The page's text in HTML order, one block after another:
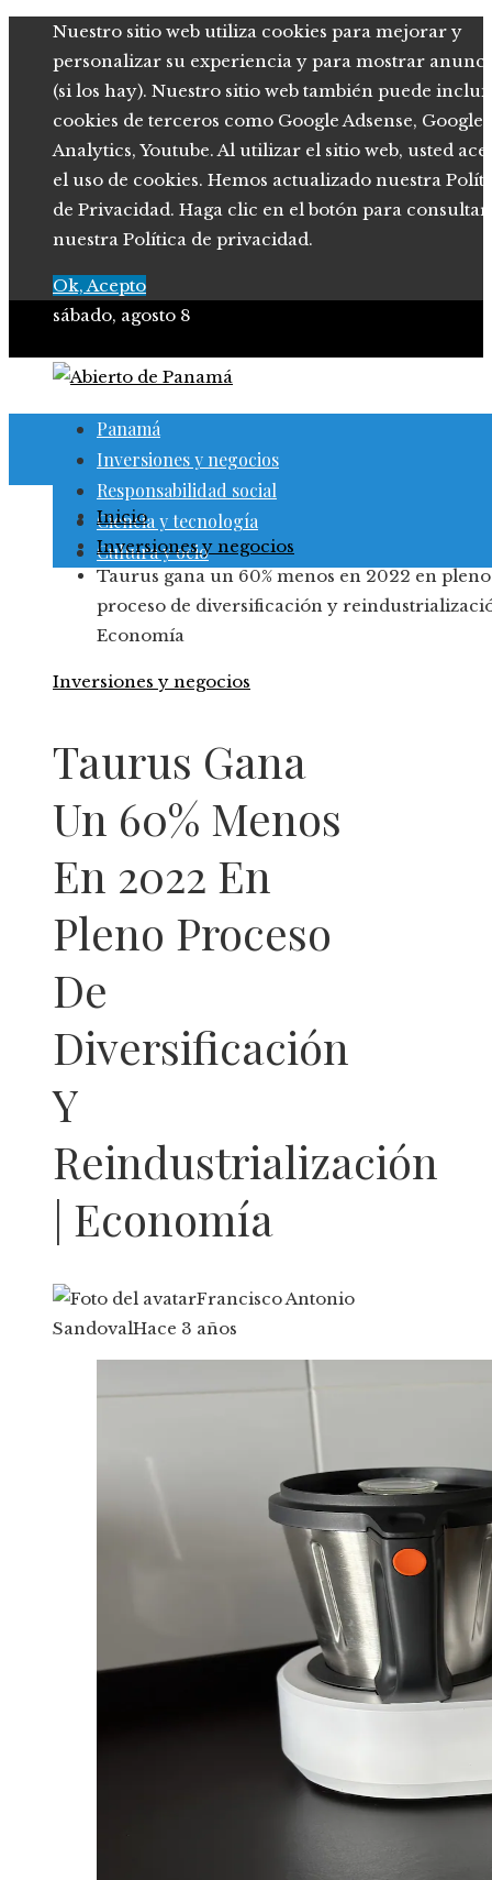
Nuestro sitio web utiliza cookies para mejorar y
personalizar su experiencia y para mostrar
(si los hay). Nuestro sitio web también puede
cookies de terceros como Google Adsense, Google
Analytics, Youtube. Al utilizar el sitio web, usted
el uso de cookies. Hemos actualizado nuestra
de Privacidad. Haga clic en el botón para consultar
nuestra Política de privacidad.
Ok, Acepto
sábado, agosto 8
Panamá
Inversiones y negocios
Responsabilidad social
Ciencia y tecnología
Cultura y ocio
Inicio
Inversiones y negocios
Taurus gana un 60% menos en 2022 en pleno
proceso de diversificación y
Economía
Inversiones y negocios
Taurus Gana
Un 60% Menos
En 2022 En
Pleno Proceso
De
Diversificación
Y
Reindustrialización
| Economía
Francisco Antonio
SandovalHace 3 años